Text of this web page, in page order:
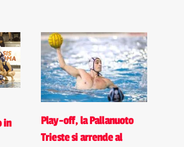
in
Play-off, la Pallanuoto
Trieste si arrende al